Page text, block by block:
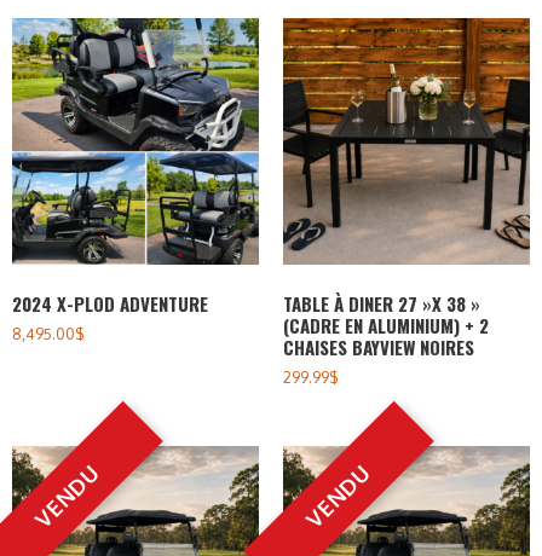
2024 X-PLOD ADVENTURE
8,495.00$
TABLE À DINER 27 »X 38 »
(CADRE EN ALUMINIUM) + 2
CHAISES BAYVIEW NOIRES
299.99$